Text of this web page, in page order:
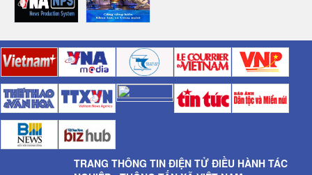
TRANG THÔNG TIN ĐIỆN TỬ ĐIỀU HÀNH TÁC